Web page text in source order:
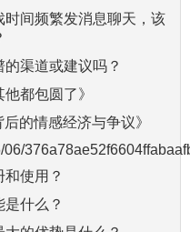
时间频繁发消息聊天，该
渠道或建议吗？
都包圆了》
的情感经济与争议》
06/
使用？
什么？